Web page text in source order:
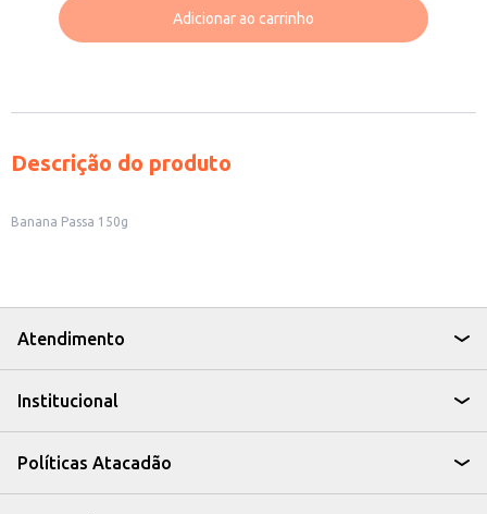
Adicionar ao carrinho
Descrição do produto
Banana Passa 150g
Atendimento
Institucional
Políticas Atacadão